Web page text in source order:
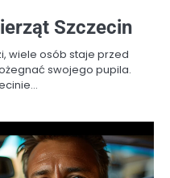
Szczecin
wiele osób staje przed
swojego pupila.